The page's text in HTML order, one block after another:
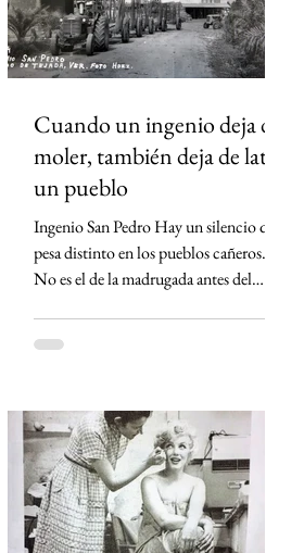
san-pedro-tuxtlas Sheinbaum no asistirá
a toma de protesta de D
Cuando un ingenio deja de
moler, también deja de latir
un pueblo
Ingenio San Pedro Hay un silencio que
pesa distinto en los pueblos cañeros.
No es el de la madrugada antes del
que queda cuando un ingenio apaga sus
en Lerdo de Tejada, Veracruz. El
Ingenio San Pedro, durante décadas el
corazón económico de Los Tuxtlas,
anunció su cierre definitivo al declararse
económicamente inviable. Detrás de esa
frase empresarial hay una realida